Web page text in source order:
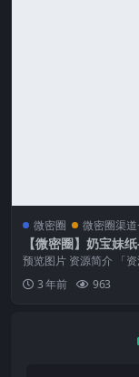
微密圈 微密圈渠
【微密圈】奶宝妹
大肉丝[31P11V-
预览图片 资源简介 「资
称」：【微密圈】奶宝
的大肉丝[31P11...
3 年前 963